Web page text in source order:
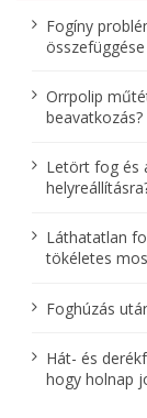
v
g
c
ó
Fogíny
összefüggése
Orrpolip
beavatkozás?
Letört fog és
Láthatatlan
tökéletes
Foghúzás
Hát- és
hogy holnap